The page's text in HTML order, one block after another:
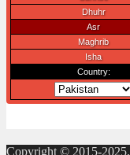
Copyright © 2015-2025,